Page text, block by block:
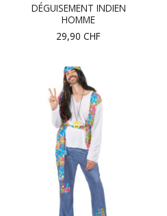
DÉGUISEMENT INDIEN
HOMME
29,90 CHF